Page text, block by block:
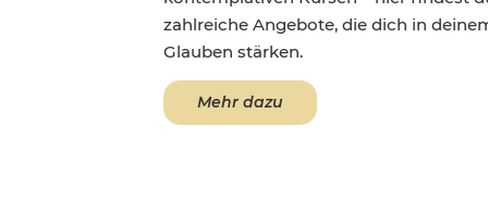
zahlreiche Angebote, die dich in
Glauben stärken.
Mehr dazu